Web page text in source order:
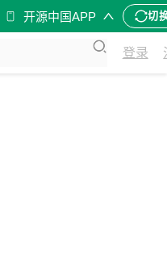
开源中国APP 切
登录